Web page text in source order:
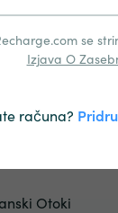
se
Izjava O
računa?
Otoki